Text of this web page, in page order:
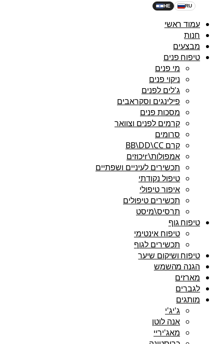
HE RU
עמוד ראשי
חנות
מבצעים
טיפוח פנים
מי פנים
ניקוי פנים
ג'לים לפנים
פילינגים וסקראבים
מסכות פנים
קרמים לפנים וצוואר
סרומים
קרם BB\DD\CC
אמפולות\rיכוזים
תכשירים לעיניים ושפתיים
טיפול נקודתי
איפור טיפולי
תכשירים טיפולים
תרסיס\מיסט
טיפוח גוף
טיפוח אינטימי
תכשירים לגוף
טיפוח ושיקום שיער
הגנה מהשמש
מארזים
לגברים
מותגים
ג'יג'י
אנה לוטן
מאג'יריי